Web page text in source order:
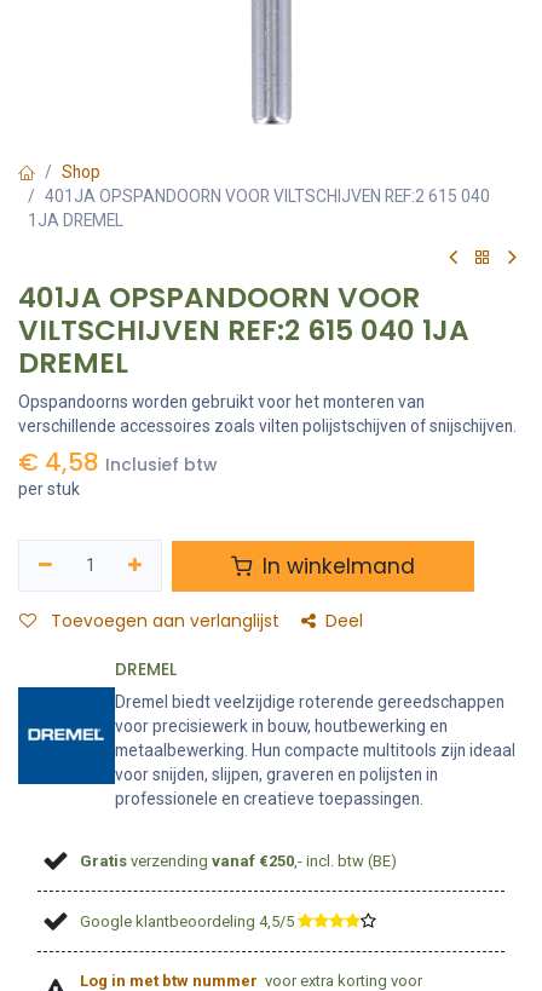
Shop
401JA OPSPANDOORN VOOR VILTSCHIJVEN REF:2 615 040
1JA DREMEL
401JA OPSPANDOORN VOOR
VILTSCHIJVEN REF:2 615 040 1JA
DREMEL
Opspandoorns worden gebruikt voor het monteren van
verschillende accessoires zoals vilten polijstschijven of snijschijven.
€ 4,58 Inclusief btw
per stuk
In winkelmand
Toevoegen aan verlanglijst Deel
DREMEL
Dremel biedt veelzijdige roterende gereedschappen
voor precisiewerk in bouw, houtbewerking en
metaalbewerking. Hun compacte multitools zijn ideaal
voor snijden, slijpen, graveren en polijsten in
professionele en creatieve toepassingen.
Gratis verzendingvanaf €250 ,- incl. btw (BE)
Google klantbeoordeling 4,5/5 ​
Log in met btw nummer voor extra korting voor